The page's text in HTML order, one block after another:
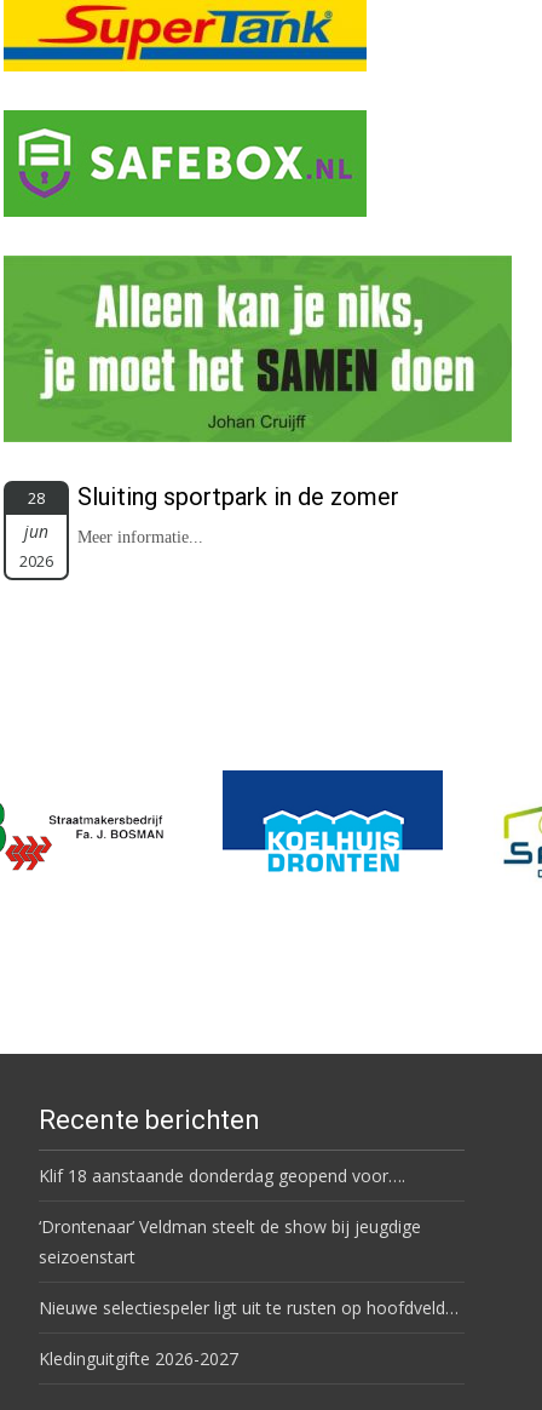
28
jun
2026
Sluiting sportpark in de zomer
Meer informatie...
Recente berichten
Klif 18 aanstaande donderdag geopend voor….
‘Drontenaar’ Veldman steelt de show bij jeugdige
seizoenstart
Nieuwe selectiespeler ligt uit te rusten op hoofdveld…
Kledinguitgifte 2026-2027